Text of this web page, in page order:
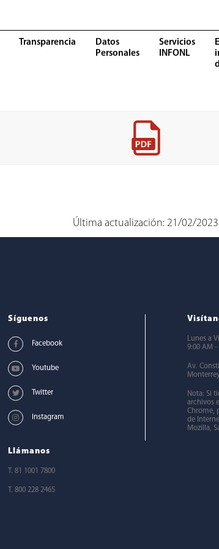
Transparencia
Datos
Personales
Servicios
INFONL
Última actualización: 21/02/2023
Síguenos
Llámanos
T. 81 1001 7800
T. 800 228 2465
Lunes a
9:00 AM -
Av.
Nota: Si
archivos
Chrome,
de
Mozilla,